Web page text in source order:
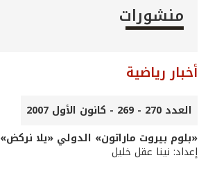
منشورات
أخبار رياضية
العدد 270 - 269 - كانون الأول 2007
«بلوم بيروت ماراتون» الدولي «يلا نركض»
إعداد: نينا عقل خليل